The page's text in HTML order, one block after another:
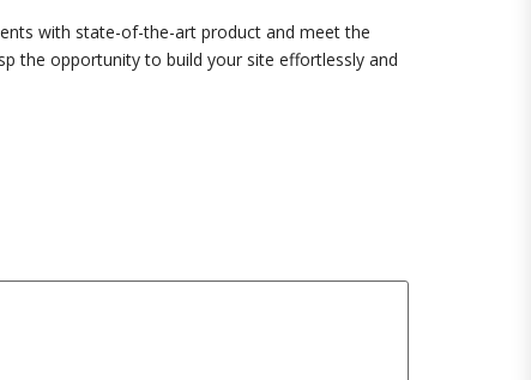
with state-of-the-art product and meet the
the opportunity to build your site effortlessly and